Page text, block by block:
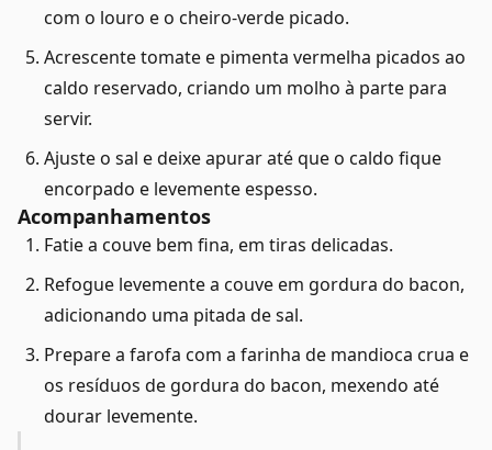
com o louro e o cheiro-verde picado.
Acrescente tomate e pimenta vermelha picados ao
caldo reservado, criando um molho à parte para
servir.
Ajuste o sal e deixe apurar até que o caldo fique
encorpado e levemente espesso.
Acompanhamentos
Fatie a couve bem fina, em tiras delicadas.
Refogue levemente a couve em gordura do bacon,
adicionando uma pitada de sal.
Prepare a farofa com a farinha de mandioca crua e
os resíduos de gordura do bacon, mexendo até
dourar levemente.